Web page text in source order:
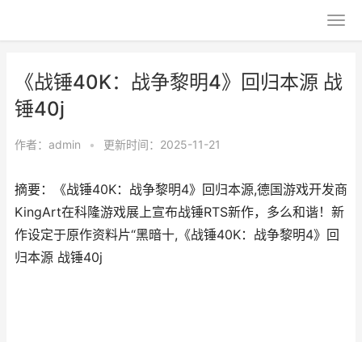
《战锤40K：战争黎明4》回归本源 战
锤40j
作者： admin • 更新时间：2025-11-21
摘要：《战锤40K：战争黎明4》回归本源,德国游戏开发商
KingArt在科隆游戏展上宣布战锤RTS新作，多么和谐！新
作设定于原作资料片“黑暗十,《战锤40K：战争黎明4》回
归本源 战锤40j